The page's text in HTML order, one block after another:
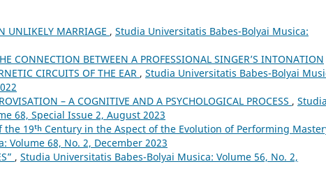
UNLIKELY MARRIAGE , Studia Universitatis Babes-Bolyai Musica:
CONNECTION BETWEEN A PROFESSIONAL SINGER’S INTONATION
CIRCUITS OF THE EAR , Studia Universitatis Babes-Bolyai
– A COGNITIVE AND A PSYCHOLOGICAL PROCESS , Studia
68, Special Issue 2, August 2023
the 19ᵗʰ Century in the Aspect of the Evolution of Performing
Volume 68, No. 2, December 2023
, Studia Universitatis Babes-Bolyai Musica: Volume 56, No. 2,